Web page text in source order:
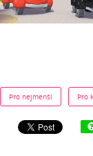
Pro nejmenší Pro